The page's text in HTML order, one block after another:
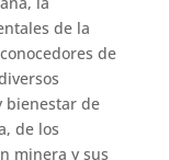
de la
de
bienestar de
de los
minera y sus